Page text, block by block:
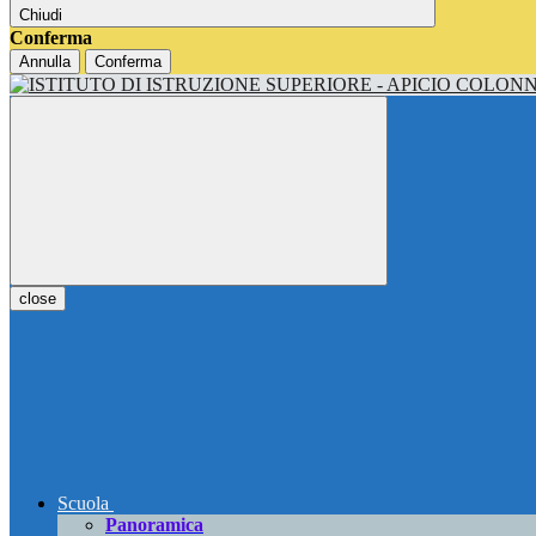
Chiudi
Conferma
Annulla Conferma
close
Scuola
Panoramica